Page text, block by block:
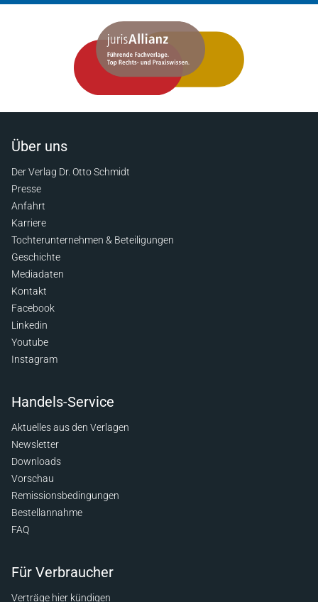
Über uns
Der Verlag Dr. Otto Schmidt
Presse
Anfahrt
Karriere
Tochterunternehmen & Beteiligungen
Geschichte
Mediadaten
Kontakt
Facebook
Linkedin
Youtube
Instagram
Handels-Service
Aktuelles aus den Verlagen
Newsletter
Downloads
Vorschau
Remissionsbedingungen
Bestellannahme
FAQ
Für Verbraucher
Verträge hier kündigen